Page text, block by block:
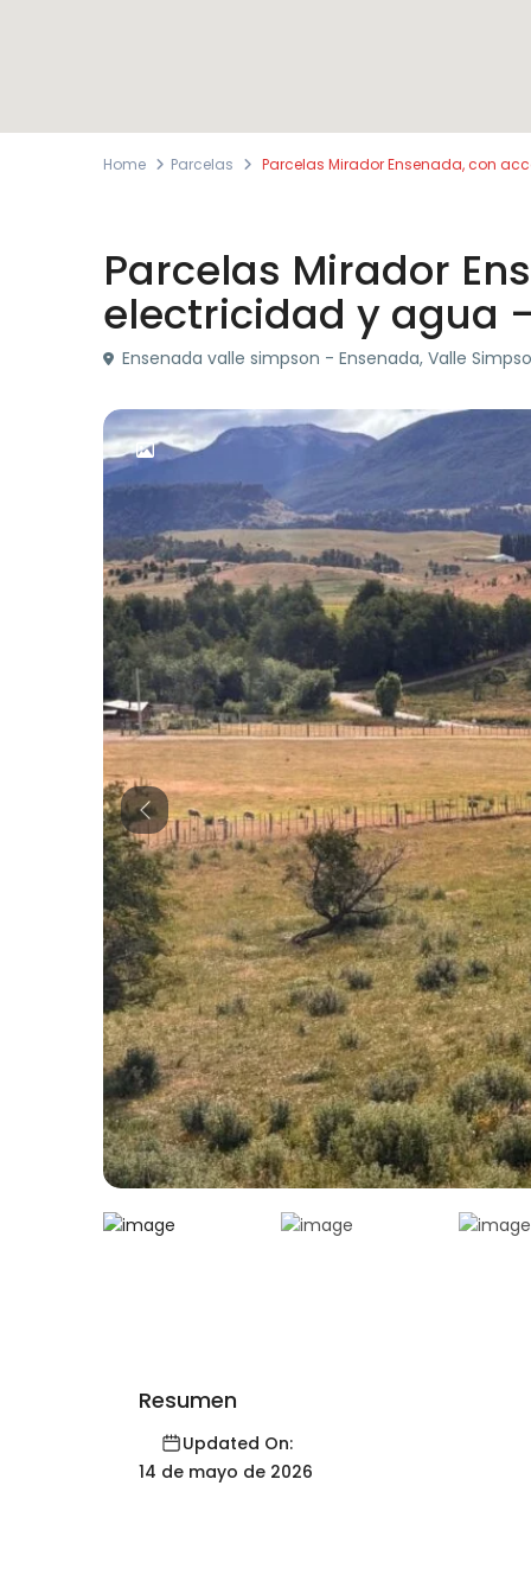
Home Parcelas Parcelas Mirador Ensenada, con
Parcelas Mirador
electricidad y agua
Ensenada valle simpson - Ensenada, Valle
Previous
Resumen
Updated On:
14 de mayo de 2026